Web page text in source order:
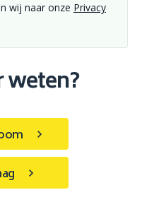
wij naar onze Privacy